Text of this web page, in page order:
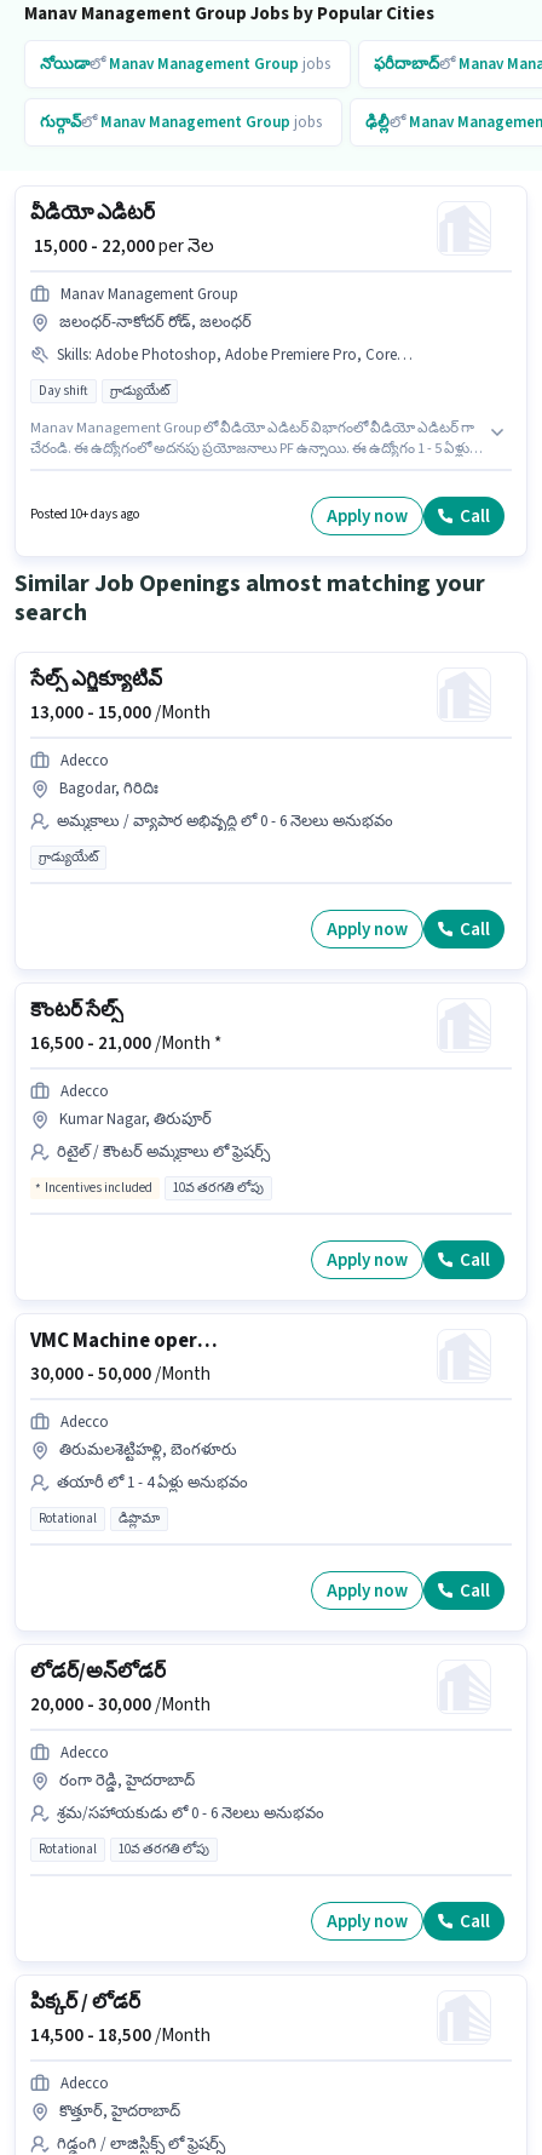
Manav Management Group Jobs by Popular Cities
నోయిడాలోManav Management Group jobs ఫరీదాబాద్లోManav
గుర్గావ్లోManav Management Group jobs ఢిల్లీలోManav
వీడియో ఎడిటర్
₹ 15,000 - 22,000per నెల
Manav Management Group
జలంధర్-నాకోదర్ రోడ్, జలంధర్
Skills: Adobe Photoshop, Adobe Premiere Pro, Corel Video Studio, CorelDraw
Day shift గ్రాడ్యుయేట్
Manav Management Group లో వీడియో ఎడిటర్ విభాగంలో వీడియో ఎడిటర్ గా
చేరండి. ఈ ఉద్యోగంలో అదనపు ప్రయోజనాలు PF ఉన్నాయి. ఈ ఉద్యోగం 1 - 5 ఏళ్లు
ఉద్యోగం జలంధర్-నాకోదర్ రోడ్, జలంధర్ లో ఉంది. ఈ ఉద్యోగానికి అభ్యర్థి వద్ద
Adobe Photoshop, CorelDraw, Adobe Premiere Pro, Corel Video Studio
Posted 10+ days ago Apply now Call
Similar Job Openings almost matching your
search
సేల్స్ ఎగ్జిక్యూటివ్
13,000 - 15,000/Month
Adecco
Bagodar, గిరిదిః
అమ్మకాలు / వ్యాపార అభివృద్ధి లో 0 - 6 నెలలు అనుభవం
గ్రాడ్యుయేట్
Apply now Call
కౌంటర్ సేల్స్
16,500 - 21,000/Month *
Adecco
Kumar Nagar, తిరుపూర్
రిటైల్ / కౌంటర్ అమ్మకాలు లో ఫ్రెషర్స్
Incentives included 10వ తరగతి లోపు
Apply now Call
VMC Machine operator
30,000 -50,000/Month
Adecco
తిరుమలశెట్టిహళ్లి, బెంగళూరు
తయారీ లో 1 - 4 ఏళ్లు అనుభవం
Rotational డిప్లొమా
Apply now Call
లోడర్/అన్‌లోడర్
20,000 -30,000/Month
Adecco
రంగా రెడ్డి, హైదరాబాద్
శ్రమ/సహాయకుడు లో 0 - 6 నెలలు అనుభవం
Rotational 10వ తరగతి లోపు
Apply now Call
పిక్కర్ / లోడర్
14,500 - 18,500/Month
Adecco
కొత్తూర్, హైదరాబాద్
గిడ్డంగి / లాజిస్టిక్స్ లో ఫ్రెషర్స్